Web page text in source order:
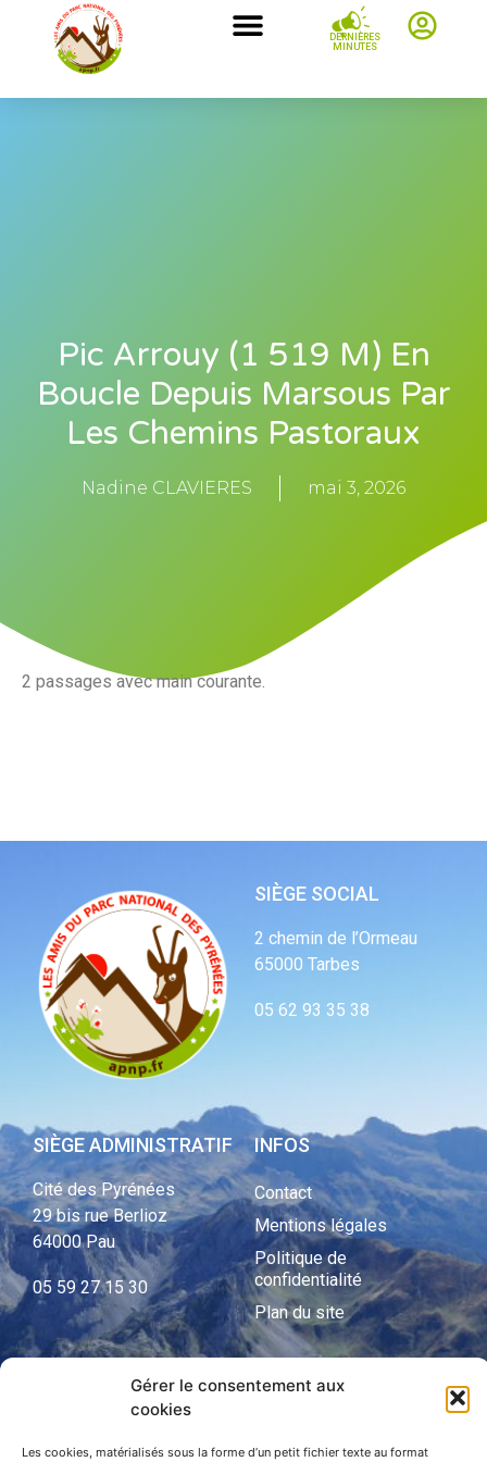
Gérer le consentement aux
cookies
Les cookies, matérialisés sous la forme d’un petit fichier texte au format
DERNIÈRES
MINUTES
Pic Arrouy (1 519 M) En
Boucle Depuis Marsous Par
Les Chemins Pastoraux
Nadine CLAVIERES mai 3, 2026
2 passages avec main courante.
SIÈGE SOCIAL
2 chemin de l’Ormeau
65000 Tarbes
05 62 93 35 38
SIÈGE ADMINISTRATIF
Cité des Pyrénées
29 bis rue Berlioz
64000 Pau
05 59 27 15 30
INFOS
Contact
Mentions légales
Politique de
confidentialité
Plan du site